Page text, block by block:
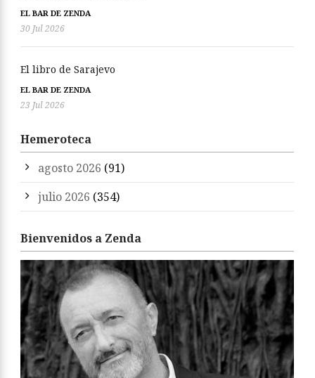
EL BAR DE ZENDA
30 Jul 2026
El libro de Sarajevo
EL BAR DE ZENDA
23 Jul 2026
Hemeroteca
agosto 2026 (91)
julio 2026 (354)
Bienvenidos a Zenda